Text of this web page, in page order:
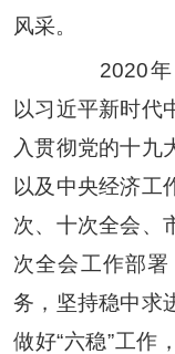
风采。
2020
以习近平新时代
入贯彻党的十九
以及中央经济工
次、十次全会、
次全会工作部
务，坚持稳中求
做好“六稳”工作